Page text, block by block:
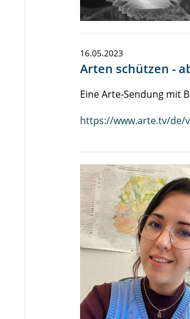
16.05.2023
Arten schützen -
Eine Arte-Sendung mit
https://www.arte.tv/de/